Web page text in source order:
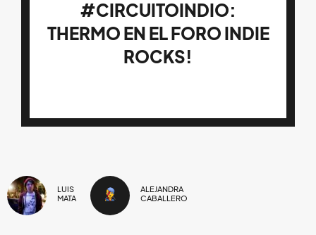
#CIRCUITOINDIO:
THERMO EN EL FORO INDIE
ROCKS!
LUIS
MATA
ALEJANDRA
CABALLERO